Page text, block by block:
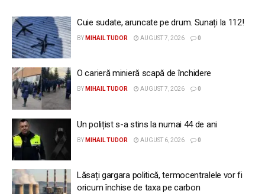
Cuie sudate, aruncate pe drum. Sunați la 112!
BY MIHAIL TUDOR AUGUST 7, 2026 0
O carieră minieră scapă de închidere
BY MIHAIL TUDOR AUGUST 7, 2026 0
Un polițist s-a stins la numai 44 de ani
BY MIHAIL TUDOR AUGUST 6, 2026 0
Lăsați gargara politică, termocentralele vor fi
oricum închise de taxa pe carbon